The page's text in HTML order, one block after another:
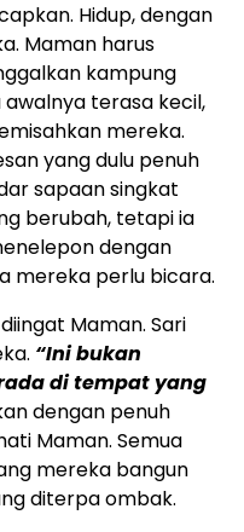
Hidup, dengan
Maman harus
kampung
terasa kecil,
mereka.
yang dulu penuh
sapaan singkat
berubah, tetapi ia
dengan
mereka perlu bicara.
Maman. Sari
“Ini bukan
di tempat yang
dengan penuh
Maman. Semua
mereka bangun
diterpa ombak.